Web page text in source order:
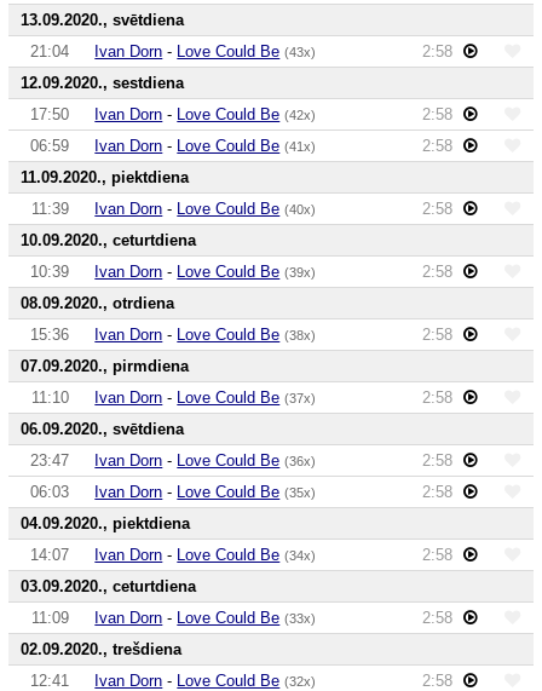
13.09.2020., svētdiena
21:04
Ivan Dorn - Love Could Be (43x)
2:58
12.09.2020., sestdiena
17:50
Ivan Dorn - Love Could Be (42x)
2:58
06:59
Ivan Dorn - Love Could Be (41x)
2:58
11.09.2020., piektdiena
11:39
Ivan Dorn - Love Could Be (40x)
2:58
10.09.2020., ceturtdiena
10:39
Ivan Dorn - Love Could Be (39x)
2:58
08.09.2020., otrdiena
15:36
Ivan Dorn - Love Could Be (38x)
2:58
07.09.2020., pirmdiena
11:10
Ivan Dorn - Love Could Be (37x)
2:58
06.09.2020., svētdiena
23:47
Ivan Dorn - Love Could Be (36x)
2:58
06:03
Ivan Dorn - Love Could Be (35x)
2:58
04.09.2020., piektdiena
14:07
Ivan Dorn - Love Could Be (34x)
2:58
03.09.2020., ceturtdiena
11:09
Ivan Dorn - Love Could Be (33x)
2:58
02.09.2020., trešdiena
12:41
Ivan Dorn - Love Could Be (32x)
2:58